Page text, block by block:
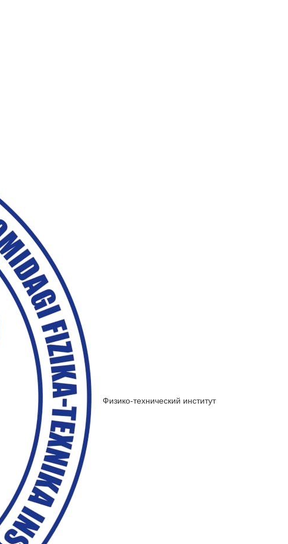
Физико-технический институт